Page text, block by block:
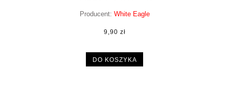
Producent: White Eagle
9,90 zł
DO KOSZYKA